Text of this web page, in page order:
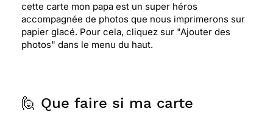
cette carte mon papa est un super héros
accompagnée de photos que nous imprimerons sur
papier glacé. Pour cela, cliquez sur "Ajouter des
photos" dans le menu du haut.
🙋 Que faire si ma carte